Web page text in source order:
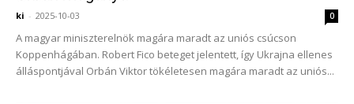
ki - 2025-10-03 0
A magyar miniszterelnök magára maradt az uniós csúcson
Koppenhágában. Robert Fico beteget jelentett, így Ukrajna ellenes
álláspontjával Orbán Viktor tökéletesen magára maradt az uniós...